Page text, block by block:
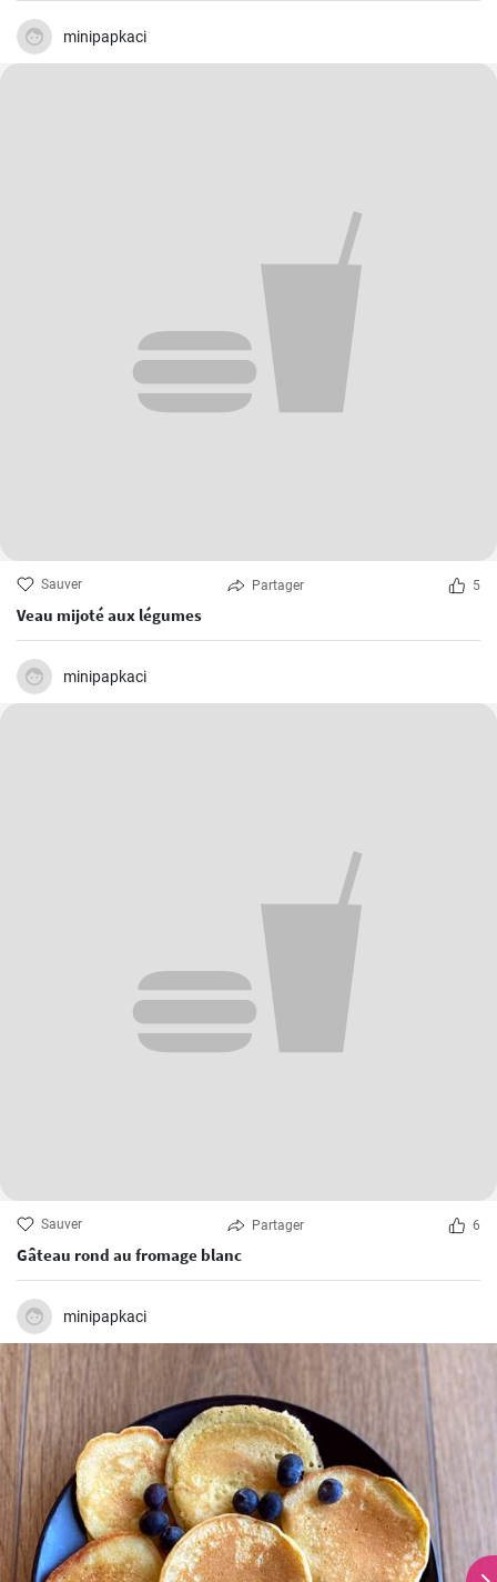
minipapkaci
Sauver Partager 5
Veau mijoté aux légumes
minipapkaci
Sauver Partager 6
Gâteau rond au fromage blanc
minipapkaci